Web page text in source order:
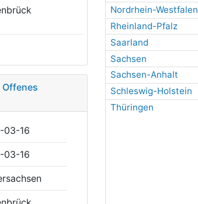
Nordrhein-Westfalen
Rheinland-Pfalz
Saarland
Sachsen
Sachsen-Anhalt
Schleswig-Holstein
Thüringen
03-16
03-16